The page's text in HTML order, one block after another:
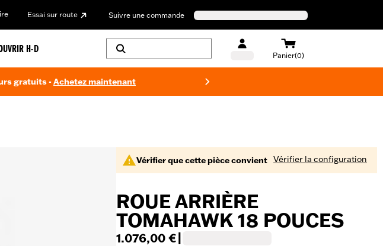
Essai sur route Suivre une commande
H-D
Panier(0)
gratuits -Achetez maintenant
Vérifier que cette pièce convient Vérifier la configuration
ROUE ARRIÈRE
TOMAHAWK 18 POUCES
1.076,00 €